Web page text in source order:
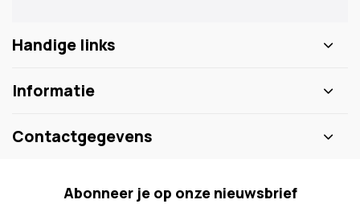
Handige links
Informatie
Contactgegevens
Abonneer je op onze nieuwsbrief